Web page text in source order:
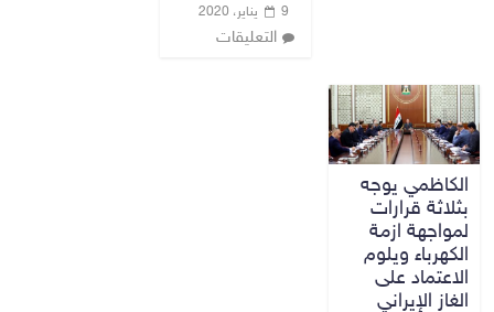
9 يناير، 2020
التعليقات
الكاظمي يوجه
بثلاثة قرارات
لمواجهة ازمة
الكهرباء ويلوم
الاعتماد على
الغاز الإيراني